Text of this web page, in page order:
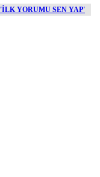
'İLK YORUMU SEN YAP'